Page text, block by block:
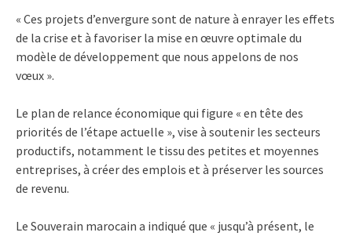
« Ces projets d’envergure sont de nature à enrayer les effets
de la crise et à favoriser la mise en œuvre optimale du
modèle de développement que nous appelons de nos
vœux ».
Le plan de relance économique qui figure « en tête des
priorités de l’étape actuelle », vise à soutenir les secteurs
productifs, notamment le tissu des petites et moyennes
entreprises, à créer des emplois et à préserver les sources
de revenu.
Le Souverain marocain a indiqué que « jusqu’à présent, le